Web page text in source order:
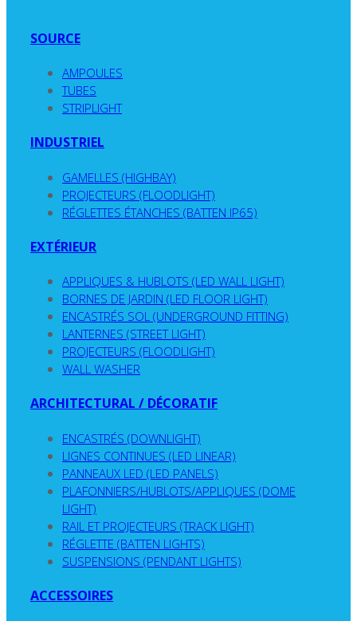
SOURCE
AMPOULES
TUBES
STRIPLIGHT
INDUSTRIEL
GAMELLES (HIGHBAY)
PROJECTEURS (FLOODLIGHT)
RÉGLETTES ÉTANCHES (BATTEN IP65)
EXTÉRIEUR
APPLIQUES & HUBLOTS (LED WALL LIGHT)
BORNES DE JARDIN (LED FLOOR LIGHT)
ENCASTRÉS SOL (UNDERGROUND FITTING)
LANTERNES (STREET LIGHT)
PROJECTEURS (FLOODLIGHT)
WALL WASHER
ARCHITECTURAL / DÉCORATIF
ENCASTRÉS (DOWNLIGHT)
LIGNES CONTINUES (LED LINEAR)
PANNEAUX LED (LED PANELS)
PLAFONNIERS/HUBLOTS/APPLIQUES (DOME
LIGHT)
RAIL ET PROJECTEURS (TRACK LIGHT)
RÉGLETTE (BATTEN LIGHTS)
SUSPENSIONS (PENDANT LIGHTS)
ACCESSOIRES